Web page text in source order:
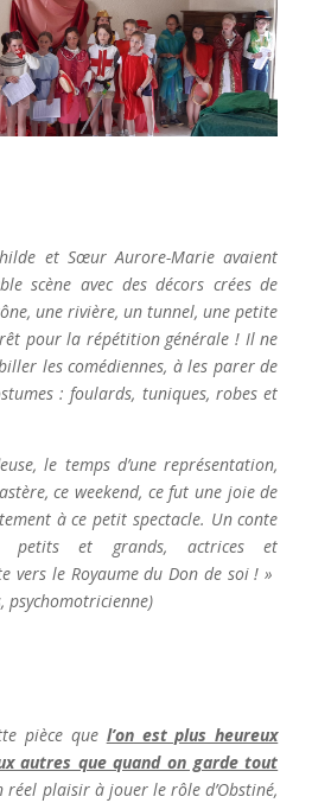
et Sœur Aurore-Marie avaient
scène avec des décors crées de
une rivière, un tunnel, une petite
pour la répétition générale ! Il ne
les comédiennes, à les parer de
: foulards, tuniques, robes et
le temps d’une représentation,
ce weekend, ce fut une joie de
à ce petit spectacle. Un conte
petits et grands, actrices et
vers le Royaume du Don de soi ! »
psychomotricienne)
pièce que l’on est plus heureux
autres que quand on garde tout
réel plaisir à jouer le rôle d’Obstiné,